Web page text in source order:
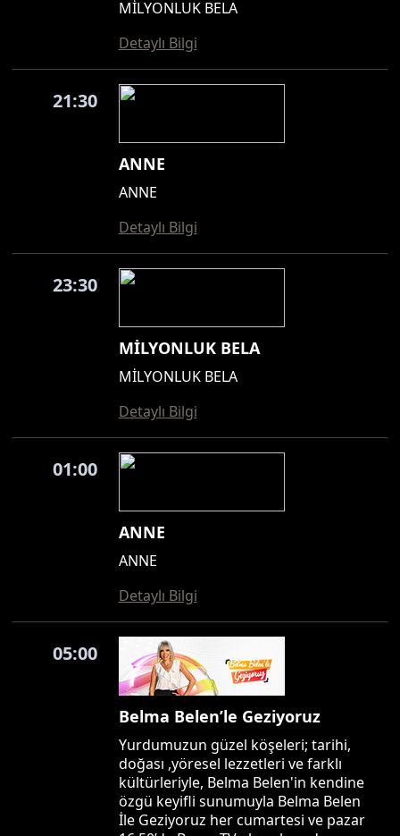
MİLYONLUK BELA
Detaylı Bilgi
21:30
ANNE
ANNE
Detaylı Bilgi
23:30
MİLYONLUK BELA
MİLYONLUK BELA
Detaylı Bilgi
01:00
ANNE
ANNE
Detaylı Bilgi
05:00
Belma Belen’le Geziyoruz
Yurdumuzun güzel köşeleri; tarihi,
doğası ,yöresel lezzetleri ve farklı
kültürleriyle, Belma Belen'in kendine
özgü keyifli sunumuyla Belma Belen
İle Geziyoruz her cumartesi ve pazar